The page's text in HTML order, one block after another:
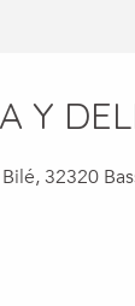
Y
32320